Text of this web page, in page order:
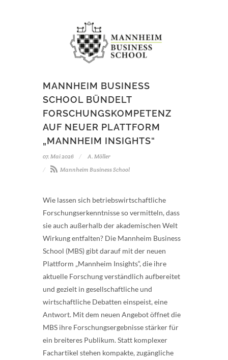
MANNHEIM BUSINESS
SCHOOL BÜNDELT
FORSCHUNGSKOMPETENZ
AUF NEUER PLATTFORM
„MANNHEIM INSIGHTS“
07. Mai 2026
A. Möller
Mannheim Business School
Wie lassen sich betriebswirtschaftliche
Forschungserkenntnisse so vermitteln, dass
sie auch außerhalb der akademischen Welt
Wirkung entfalten? Die Mannheim Business
School (MBS) gibt darauf mit der neuen
Plattform „Mannheim Insights“, die ihre
aktuelle Forschung verständlich aufbereitet
und gezielt in gesellschaftliche und
wirtschaftliche Debatten einspeist, eine
Antwort. Mit dem neuen Angebot öffnet die
MBS ihre Forschungsergebnisse stärker für
ein breiteres Publikum. Statt komplexer
Fachartikel stehen kompakte, zugängliche